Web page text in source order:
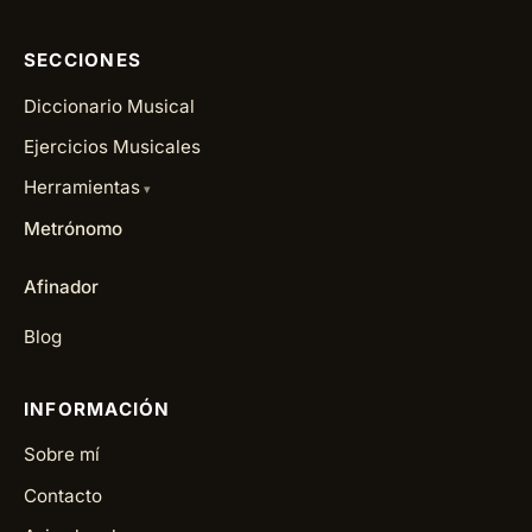
SECCIONES
Diccionario Musical
Ejercicios Musicales
Herramientas
Metrónomo
Afinador
Blog
INFORMACIÓN
Sobre mí
Contacto